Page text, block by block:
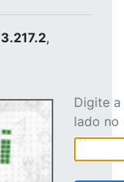
,
Digite
lado no